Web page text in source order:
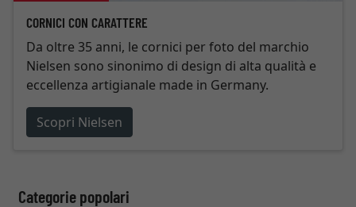
CORNICI CON CARATTERE
Da oltre 35 anni, le cornici per foto del marchio
Nielsen sono sinonimo di design di alta qualità e
eccellenza artigianale made in Germany.
Scopri Nielsen
Categorie popolari